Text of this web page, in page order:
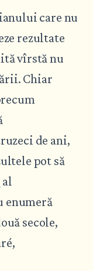
care nu
rezultate
vîrstă nu
Chiar
de ani,
pot să
al
enumeră
secole,